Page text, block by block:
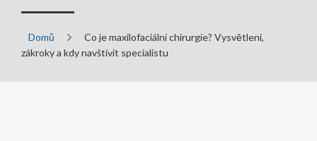
Domů
Co je maxilofaciální chirurgie? Vysvětlení,
zákroky a kdy navštívit specialistu